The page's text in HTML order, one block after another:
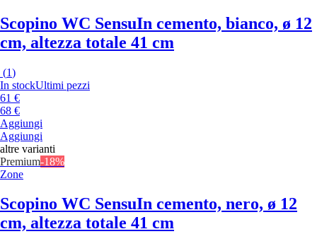
Scopino WC SensuIn cemento, bianco, ø 12
cm, altezza totale 41 cm
(1)
In stockUltimi pezzi
61 €
68 €
Aggiungi
Aggiungi
altre varianti
Premium-18%
Zone
Scopino WC SensuIn cemento, nero, ø 12
cm, altezza totale 41 cm